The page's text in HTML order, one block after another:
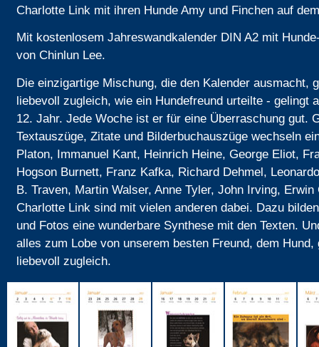
Charlotte Link mit ihren Hunde Amy und Finchen auf
Mit kostenlosem Jahreswandkalender DIN A2 mit
von Chinlun Lee.
Die einzigartige Mischung, die den Kalender ausmacht,
liebevoll zugleich, wie ein Hundefreund urteilte - gelingt
12. Jahr. Jede Woche ist er für eine Überraschung gut.
Textauszüge, Zitate und Bilderbuchauszüge wechseln
Platon, Immanuel Kant, Heinrich Heine, George Eliot,
Hogson Burnett, Franz Kafka, Richard Dehmel,
B. Traven, Martin Walser, Anne Tyler, John Irving, Erwin
Charlotte Link sind mit vielen anderen dabei. Dazu
und Fotos eine wunderbare Synthese mit den Texten.
alles zum Lobe von unserem besten Freund, dem Hund,
liebevoll zugleich.